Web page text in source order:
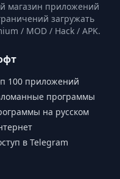
магазин приложений
загружать
/ MOD / Hack / APK.
100 приложений
программы
на русском
в Telegram